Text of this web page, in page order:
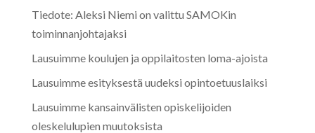
Tiedote: Aleksi Niemi on valittu SAMOKin
toiminnanjohtajaksi
Lausuimme koulujen ja oppilaitosten loma-ajoista
Lausuimme esityksestä uudeksi opintoetuuslaiksi
Lausuimme kansainvälisten opiskelijoiden
oleskelulupien muutoksista